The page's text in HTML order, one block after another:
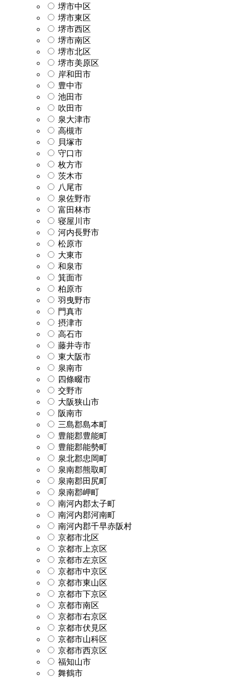
堺市中区
堺市東区
堺市西区
堺市南区
堺市北区
堺市美原区
岸和田市
豊中市
池田市
吹田市
泉大津市
高槻市
貝塚市
守口市
枚方市
茨木市
八尾市
泉佐野市
富田林市
寝屋川市
河内長野市
松原市
大東市
和泉市
箕面市
柏原市
羽曳野市
門真市
摂津市
高石市
藤井寺市
東大阪市
泉南市
四條畷市
交野市
大阪狭山市
阪南市
三島郡島本町
豊能郡豊能町
豊能郡能勢町
泉北郡忠岡町
泉南郡熊取町
泉南郡田尻町
泉南郡岬町
南河内郡太子町
南河内郡河南町
南河内郡千早赤阪村
京都市北区
京都市上京区
京都市左京区
京都市中京区
京都市東山区
京都市下京区
京都市南区
京都市右京区
京都市伏見区
京都市山科区
京都市西京区
福知山市
舞鶴市